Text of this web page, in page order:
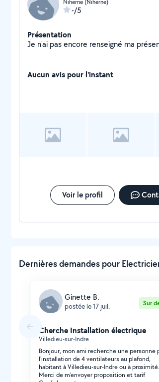
Niherne (Niherne)
-/5
Présentation
Je n'ai pas encore
Aucun avis pour l'instant
Voir le profil
Dernières demandes pour
Ginette B.
postée le 17 juil. Sur
Cherche Installation électrique
Villedieu-sur-Indre
Bonjour, mon ami recherche une personne
l'installation de 4 ventilateurs au plafond,
habitant à Villedieu-sur-Indre ou à proximité.
Merci de m'envoyer proposition et tarif